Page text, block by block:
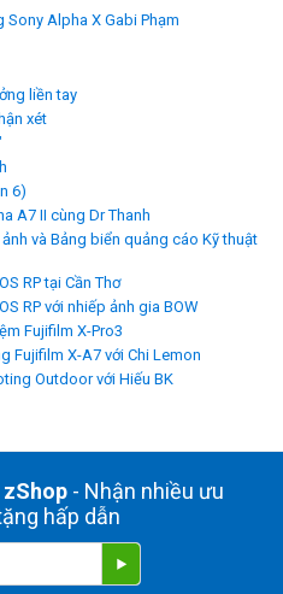
Sony Alpha X Gabi Phạm
liền tay
xét
6)
A7 II cùng Dr Thanh
và Bảng biển quảng cáo Kỹ thuật
RP tại Cần Thơ
RP với nhiếp ảnh gia BOW
Fujifilm X-Pro3
Fujifilm X-A7 với Chi Lemon
Outdoor với Hiếu BK
- Nhận nhiều ưu
hấp dẫn